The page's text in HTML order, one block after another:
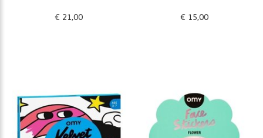
€ 21,00 € 15,00